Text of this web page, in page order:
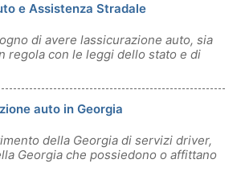
e Assistenza Stradale
di avere lassicurazione auto, sia
regola con le leggi dello stato e di
auto in Georgia
della Georgia di servizi driver,
Georgia che possiedono o affittano